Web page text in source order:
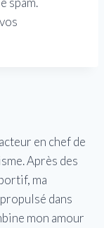
en chef de
Après des
ma
dans
mon amour